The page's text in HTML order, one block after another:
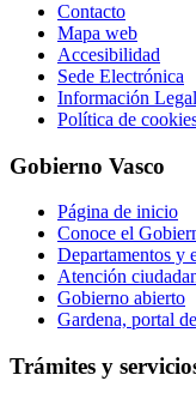
Contacto
Mapa web
Accesibilidad
Sede Electrónica
Información Legal
Política de
Gobierno Vasco
Página de inicio
Conoce el
Departamentos y
Atención
Gobierno abierto
Gardena, portal
Trámites y